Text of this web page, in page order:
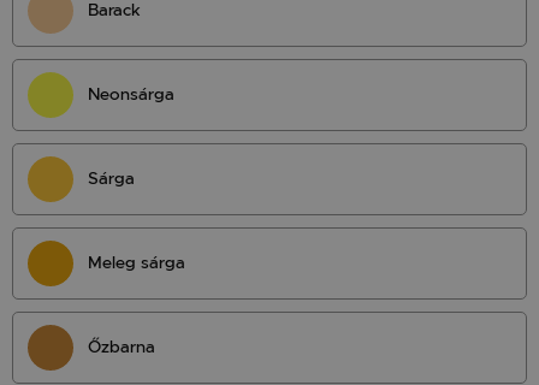
Barack
Neonsárga
Sárga
Meleg sárga
Őzbarna